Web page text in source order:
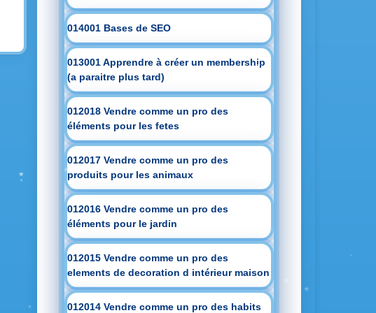
014001 Bases de SEO
013001 Apprendre à créer un membership
(a paraitre plus tard)
012018 Vendre comme un pro des
éléments pour les fetes
012017 Vendre comme un pro des
produits pour les animaux
012016 Vendre comme un pro des
éléments pour le jardin
012015 Vendre comme un pro des
elements de decoration d intérieur maison
012014 Vendre comme un pro des habits